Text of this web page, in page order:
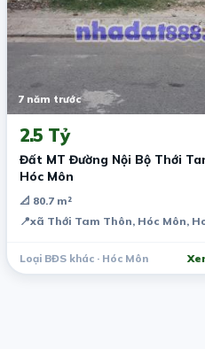
7 năm trước
2.5 Tỷ
Đất MT Đường Nội Bộ Thới
Hóc Môn
📐 80.7 m²
📍xã Thới Tam Thôn, Hóc Môn,
Loại BĐS khác · Hóc Môn